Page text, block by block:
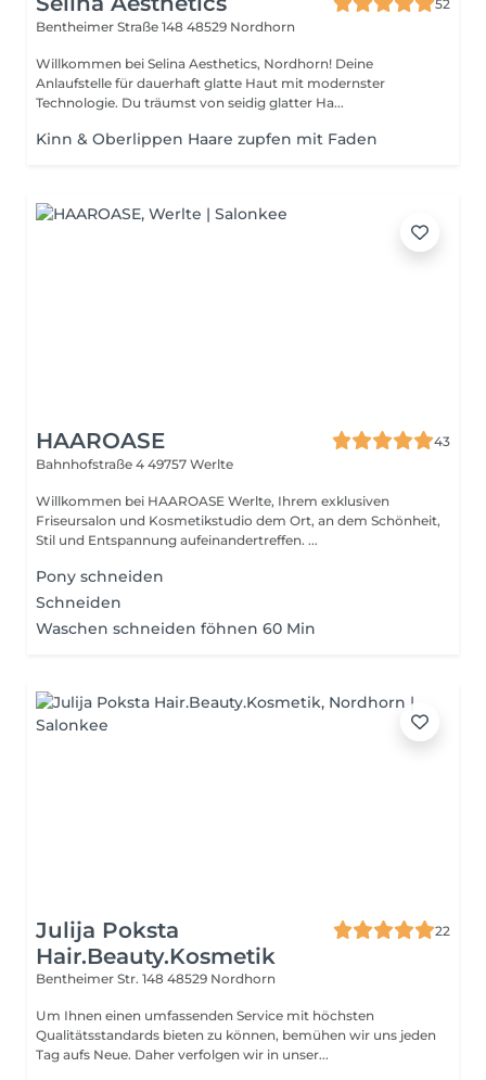
52
Bentheimer Straße 148 48529 Nordhorn
Willkommen bei Selina Aesthetics, Nordhorn! Deine
Anlaufstelle für dauerhaft glatte Haut mit modernster
Technologie. Du träumst von seidig glatter Ha...
Kinn & Oberlippen Haare zupfen mit Faden
HAAROASE
43
Bahnhofstraße 4 49757 Werlte
Willkommen bei HAAROASE Werlte, Ihrem exklusiven
Friseursalon und Kosmetikstudio dem Ort, an dem Schönheit,
Stil und Entspannung aufeinandertreffen. ...
Pony schneiden
Schneiden
Waschen schneiden föhnen 60 Min
Julija Poksta
Hair.Beauty.Kosmetik
22
Bentheimer Str. 148 48529 Nordhorn
Um Ihnen einen umfassenden Service mit höchsten
Qualitätsstandards bieten zu können, bemühen wir uns jeden
Tag aufs Neue. Daher verfolgen wir in unser...